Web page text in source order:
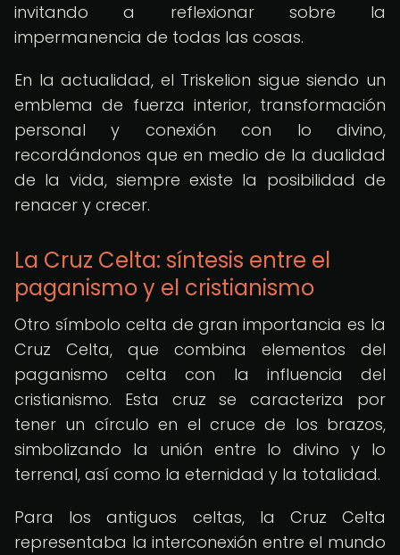
invitando a reflexionar sobre la
impermanencia de todas las cosas.
En la actualidad, el Triskelion sigue siendo un
emblema de fuerza interior, transformación
personal y conexión con lo divino,
recordándonos que en medio de la dualidad
de la vida, siempre existe la posibilidad de
renacer y crecer.
La Cruz Celta: síntesis entre el
paganismo y el cristianismo
Otro símbolo celta de gran importancia es la
Cruz Celta, que combina elementos del
paganismo celta con la influencia del
cristianismo. Esta cruz se caracteriza por
tener un círculo en el cruce de los brazos,
simbolizando la unión entre lo divino y lo
terrenal, así como la eternidad y la totalidad.
Para los antiguos celtas, la Cruz Celta
representaba la interconexión entre el mundo